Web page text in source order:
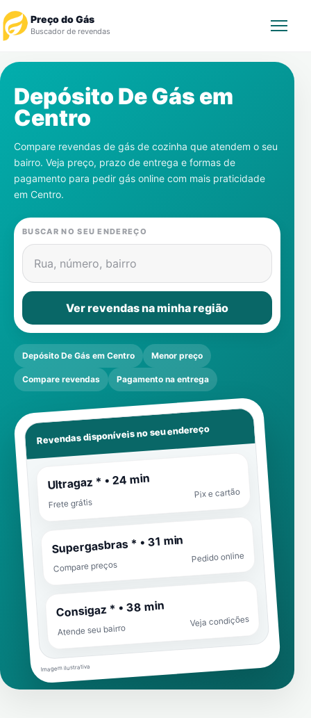
Preço do Gás
Buscador de revendas
Revendedor
Notícias
Cadastre-se
Gás
Contatos
Depósito De Gás em
Centro
Compare revendas de gás de cozinha que atendem o seu
bairro. Veja preço, prazo de entrega e formas de
pagamento para pedir gás online com mais praticidade
em Centro.
BUSCAR NO SEU ENDEREÇO
Rua, número, bairro
Ver revendas na minha região
Depósito De Gás em Centro Menor preço
Compare revendas Pagamento na entrega
Revendas disponíveis no seu endereço
Ultragaz * • 24 min
Frete grátis
Pix e cartão
Supergasbras * • 31 min
Compare preços
Pedido online
Consigaz * • 38 min
Atende seu bairro
Veja condições
Imagem ilustrativa